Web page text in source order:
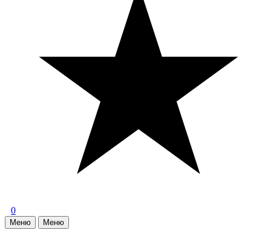
0
Меню Меню